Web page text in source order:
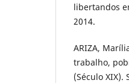
libertandos
2014.
ARIZA,
trabalho,
(Século XIX).